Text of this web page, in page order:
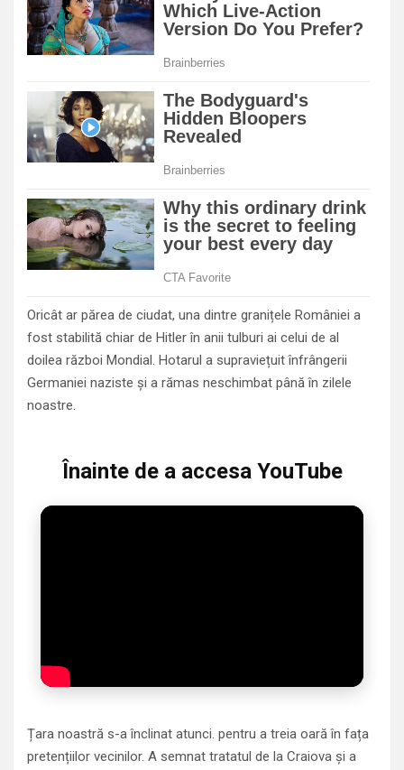
Oricât ar părea de ciudat, una dintre granițele României a
fost stabilită chiar de Hitler în anii tulburi ai celui de al
doilea război Mondial. Hotarul a supraviețuit înfrângerii
Germaniei naziste și a rămas neschimbat până în zilele
noastre.
Înainte de a accesa YouTube
Țara noastră s-a înclinat atunci. pentru a treia oară în fața
pretențiilor vecinilor. A semnat tratatul de la Craiova și a